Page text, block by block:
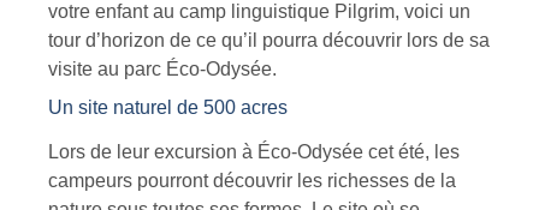
votre enfant au camp linguistique Pilgrim, voici un
tour d’horizon de ce qu’il pourra découvrir lors de sa
visite au parc Éco-Odysée.
Un site naturel de 500 acres
Lors de leur excursion à Éco-Odysée cet été, les
campeurs pourront découvrir les richesses de la